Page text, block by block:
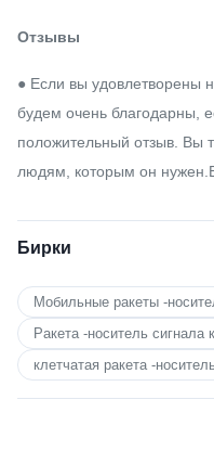
Отзывы
● Если вы удовлетворены
будем очень благодарны,
положительный отзыв. Вы
людям, которым он
Бирки
Мобильные ракеты -
Ракета -носитель сигнала
клетчатая ракета -